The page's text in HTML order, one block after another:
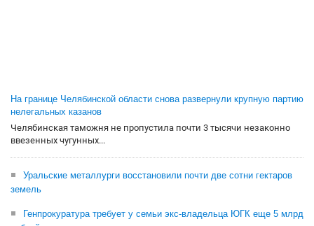
На границе Челябинской области снова развернули крупную партию
нелегальных казанов
Челябинская таможня не пропустила почти 3 тысячи незаконно
ввезенных чугунных...
Уральские металлурги восстановили почти две сотни гектаров
земель
Генпрокуратура требует у семьи экс-владельца ЮГК еще 5 млрд